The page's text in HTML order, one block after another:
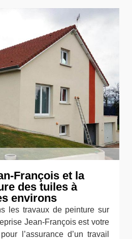
François et la
des tuiles à
environs
les travaux de peinture sur
Jean-François est votre
l’assurance d’un travail